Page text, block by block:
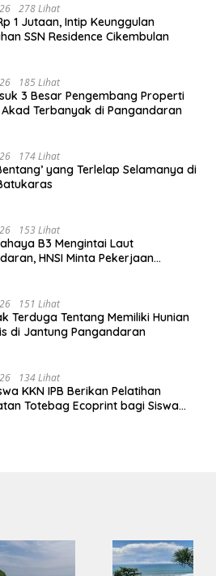
278 Lihat
1 Jutaan, Intip Keunggulan
SSN Residence Cikembulan
185 Lihat
3 Besar Pengembang Properti
Terbanyak di Pangandaran
174 Lihat
yang Terlelap Selamanya di
153 Lihat
B3 Mengintai Laut
HNSI Minta Pekerjaan
151 Lihat
Terduga Tentang Memiliki Hunian
di Jantung Pangandaran
134 Lihat
KKN IPB Berikan Pelatihan
Totebag Ecoprint bagi Siswa